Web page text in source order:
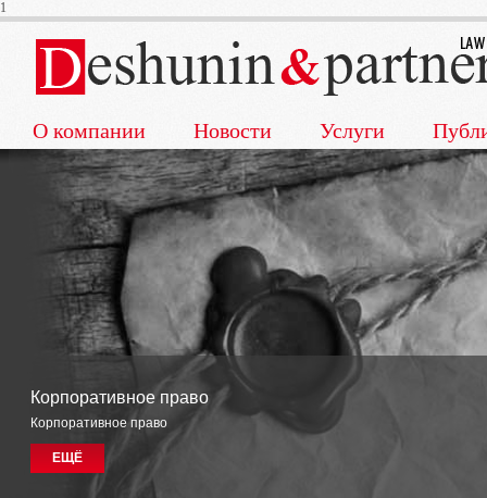
1
О компании Новости Услуги
Корпоративное право
Корпоративное право
ЕЩЁ